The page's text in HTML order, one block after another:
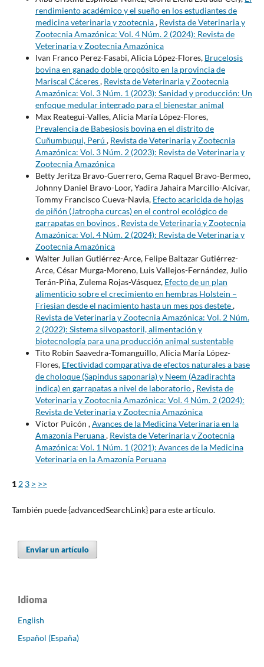
rendimiento académico y el sueño en los estudiantes de
medicina veterinaria y zootecnia, Revista de Veterinaria y
Zootecnia Amazónica: Vol. 4 Núm. 2 (2024): Revista de
Veterinaria y Zootecnia Amazónica
Ivan Franco Perez-Fasabi, Alicia López-Flores, Brucelosis
bovina en ganado doble propósito en la provincia de
Mariscal Cáceres, Revista de Veterinaria y Zootecnia
Amazónica: Vol. 3 Núm. 1 (2023): Sanidad y producción: Un
enfoque medular integrado para el bienestar animal
Max Reategui-Valles, Alicia María López-Flores,
Prevalencia de Babesiosis bovina en el distrito de
Cuñumbuqui, Perú , Revista de Veterinaria y Zootecnia
Amazónica: Vol. 3 Núm. 2 (2023): Revista de Veterinaria y
Zootecnia Amazónica
Betty Jeritza Bravo-Guerrero, Gema Raquel Bravo-Bermeo,
Johnny Daniel Bravo-Loor, Yadira Jahaira Marcillo-Alcívar,
Tommy Francisco Cueva-Navia, Efecto acaricida de hojas
de piñón (Jatropha curcas) en el control ecológico de
garrapatas en bovinos, Revista de Veterinaria y Zootecnia
Amazónica: Vol. 4 Núm. 2 (2024): Revista de Veterinaria y
Zootecnia Amazónica
Walter Julian Gutiérrez-Arce, Felipe Baltazar Gutiérrez-
Arce, César Murga-Moreno, Luis Vallejos-Fernández, Julio
Terán-Piña, Zulema Rojas-Vásquez, Efecto de un plan
alimenticio sobre el crecimiento en hembras Holstein –
Friesian desde el nacimiento hasta un mes pos destete,
Revista de Veterinaria y Zootecnia Amazónica: Vol. 2 Núm.
2 (2022): Sistema silvopastoril, alimentación y
biotecnología para una producción animal sustentable
Tito Robin Saavedra-Tomanguillo, Alicia María López-
Flores, Efectividad comparativa de efectos naturales a base
de choloque (Sapindus saponaria) y Neem (Azadirachta
indica) en garrapatas a nivel de laboratorio, Revista de
Veterinaria y Zootecnia Amazónica: Vol. 4 Núm. 2 (2024):
Revista de Veterinaria y Zootecnia Amazónica
Víctor Puicón ,Avances de la Medicina Veterinaria en la
Amazonía Peruana, Revista de Veterinaria y Zootecnia
Amazónica: Vol. 1 Núm. 1 (2021): Avances de la Medicina
Veterinaria en la Amazonía Peruana
1 2 3 > >>
También puede {advancedSearchLink} para este artículo.
Enviar un artículo
Idioma
English
Español (España)